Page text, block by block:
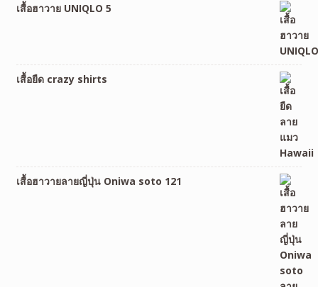
เสื้อฮาวาย UNIQLO 5
เสื้อยืด crazy shirts
เสื้อฮาวายลายญี่ปุ่น Oniwa soto 121